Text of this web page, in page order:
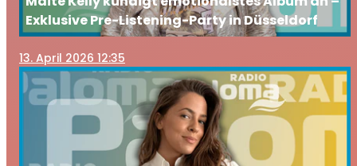
Exklusive Pre-Listening-Party in Düsseldorf
13. April 2026 12:35